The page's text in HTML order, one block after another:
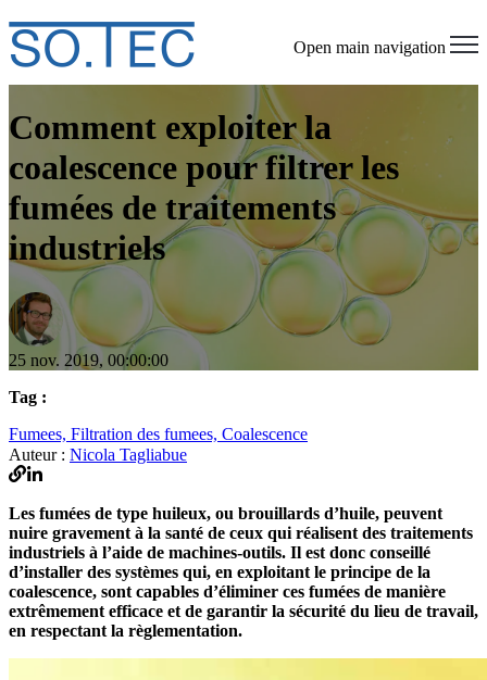
Open main navigation
Comment exploiter la
coalescence pour filtrer les
fumées de traitements
industriels
25 nov. 2019, 00:00:00
Tag :
Fumees, Filtration des fumees, Coalescence
Auteur : Nicola Tagliabue
Les fumées de type huileux, ou brouillards d’huile, peuvent
nuire gravement à la santé de ceux qui réalisent des traitements
industriels à l’aide de machines-outils. Il est donc conseillé
d’installer des systèmes qui, en exploitant le principe de la
coalescence, sont capables d’éliminer ces fumées de manière
extrêmement efficace et de garantir la sécurité du lieu de travail,
en respectant la règlementation.